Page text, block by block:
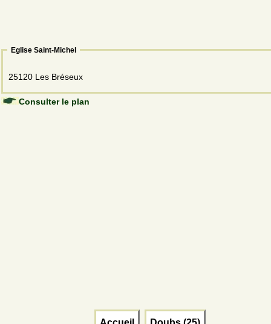
Eglise Saint-Michel
25120 Les Bréseux
Consulter le plan